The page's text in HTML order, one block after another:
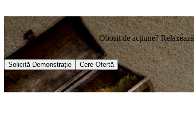
Obosit de acțiune?
Solicită Demonstrație Cere Ofertă